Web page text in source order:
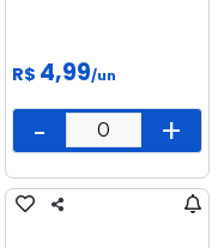
R$ 4,99/un
- +